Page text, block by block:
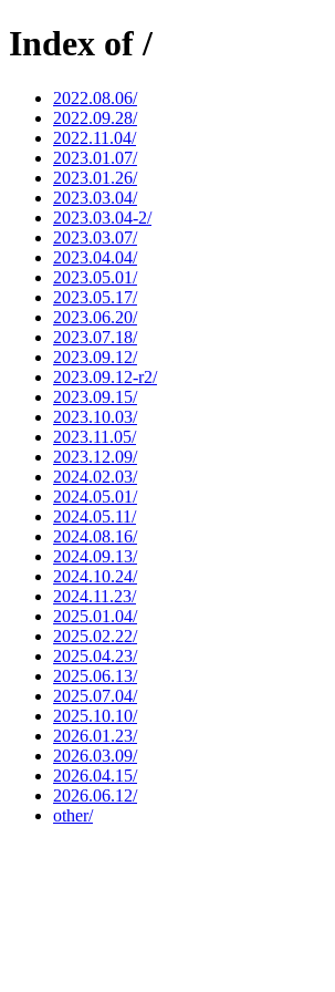
Index of /
2022.08.06/
2022.09.28/
2022.11.04/
2023.01.07/
2023.01.26/
2023.03.04/
2023.03.04-2/
2023.03.07/
2023.04.04/
2023.05.01/
2023.05.17/
2023.06.20/
2023.07.18/
2023.09.12/
2023.09.12-r2/
2023.09.15/
2023.10.03/
2023.11.05/
2023.12.09/
2024.02.03/
2024.05.01/
2024.05.11/
2024.08.16/
2024.09.13/
2024.10.24/
2024.11.23/
2025.01.04/
2025.02.22/
2025.04.23/
2025.06.13/
2025.07.04/
2025.10.10/
2026.01.23/
2026.03.09/
2026.04.15/
2026.06.12/
other/